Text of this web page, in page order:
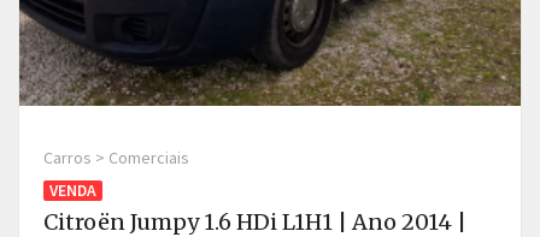
Carros > Comerciais
VENDA
Citroën Jumpy 1.6 HDi L1H1 | Ano 2014 |